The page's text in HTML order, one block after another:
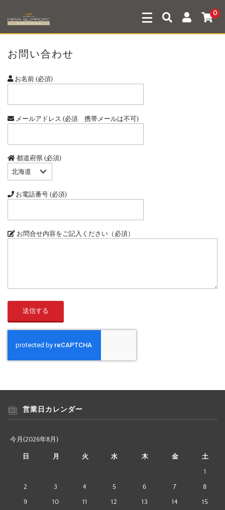
0
お問い合わせ
お名前 (必須)
メールアドレス (必須 携帯メールは不可)
都道府県 (必須)
お電話番号 (必須)
お問合せ内容をご記入ください（必須）
営業日カレンダー
今月(2026年8月)
日 月 火 水 木 金 土
1
2 3 4 5 6 7 8
9 10 11 12 13 14 15